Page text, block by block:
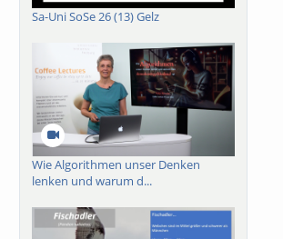
Sa-Uni SoSe 26 (13) Gelz
Wie Algorithmen unser Denken
lenken und warum d...